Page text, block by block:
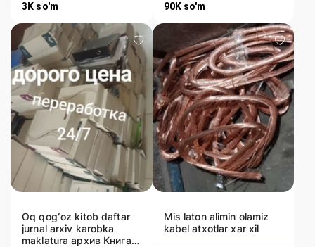
3K so'm 90K so'm
Oq qogʻoz kitob daftar
jurnal arxiv karobka
maklatura архив Книга,
Mis laton alimin olamiz
kabel atxotlar xar xil